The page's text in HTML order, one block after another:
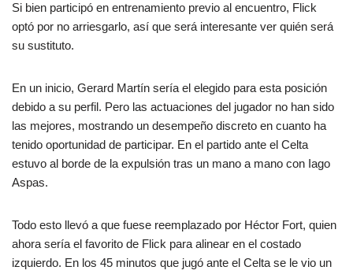
Si bien participó en entrenamiento previo al encuentro, Flick
optó por no arriesgarlo, así que será interesante ver quién será
su sustituto.
En un inicio, Gerard Martín sería el elegido para esta posición
debido a su perfil. Pero las actuaciones del jugador no han sido
las mejores, mostrando un desempeño discreto en cuanto ha
tenido oportunidad de participar. En el partido ante el Celta
estuvo al borde de la expulsión tras un mano a mano con Iago
Aspas.
Todo esto llevó a que fuese reemplazado por Héctor Fort, quien
ahora sería el favorito de Flick para alinear en el costado
izquierdo. En los 45 minutos que jugó ante el Celta se le vio un